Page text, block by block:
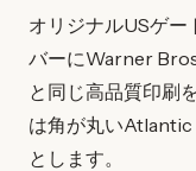
オリジナルUSゲー
バーにWarner
と同じ高品質印刷
は角が丸い
とします。